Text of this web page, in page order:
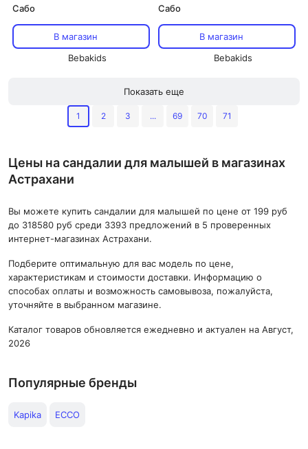
Сабо
В магазин
Bebakids
Сабо
В магазин
Bebakids
Показать еще
1 2 3 ... 69 70 71
Цены на сандалии для малышей в магазинах
Астрахани
Вы можете купить сандалии для малышей по цене от 199 руб
до 318580 руб среди 3393 предложений в 5 проверенных
интернет-магазинах Астрахани.
Подберите оптимальную для вас модель по цене,
характеристикам и стоимости доставки. Информацию о
способах оплаты и возможность самовывоза, пожалуйста,
уточняйте в выбранном магазине.
Каталог товаров обновляется ежедневно и актуален на Август,
2026
Популярные бренды
Kapika ECCO